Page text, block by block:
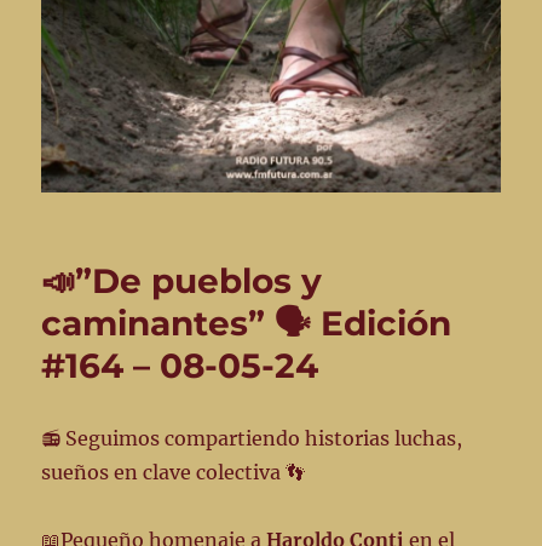
📣”De pueblos y
caminantes” 🗣️ Edición
#164 – 08-05-24
📻 Seguimos compartiendo historias luchas,
sueños en clave colectiva 👣
📖Pequeño homenaje aHaroldo Conti en el